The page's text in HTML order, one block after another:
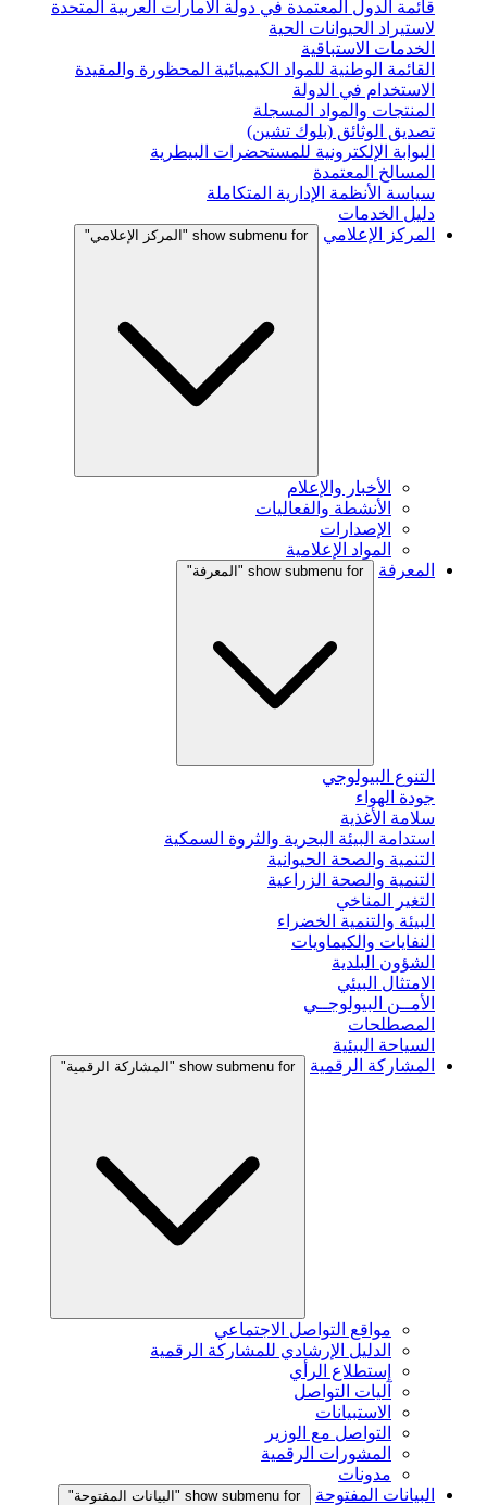
قائمة الدول المعتمدة في دولة الامارات العربية المتحدة
لاستيراد الحيوانات الحية
الخدمات الاستباقية
القائمة الوطنية للمواد الكيميائية المحظورة والمقيدة
الاستخدام في الدولة
المنتجات والمواد المسجلة
تصديق الوثائق (بلوك تشين)
البوابة الإلكترونية للمستحضرات البيطرية
المسالخ المعتمدة
سياسة الأنظمة الإدارية المتكاملة
دليل الخدمات
المركز الإعلامي
show submenu for "المركز الإعلامي"
الأخبار والإعلام
الأنشطة والفعاليات
الإصدارات
المواد الإعلامية
المعرفة
show submenu for "المعرفة"
التنوع البيولوجي
جودة الهواء
سلامة الأغذية
استدامة البيئة البحرية والثروة السمكية
التنمية والصحة الحيوانية
التنمية والصحة الزراعية
التغير المناخي
البيئة والتنمية الخضراء
النفايات والكيماويات
الشؤون البلدية
الامتثال البيئي
الأمــن البيولوجــي
المصطلحات
السياحة البيئية
المشاركة الرقمية
show submenu for "المشاركة الرقمية"
مواقع التواصل الاجتماعي
الدليل الإرشادي للمشاركة الرقمية
إستطلاع الرأي
آليات التواصل
الاستبيانات
التواصل مع الوزير
المشورات الرقمية
مدونات
البيانات المفتوحة
show submenu for "البيانات المفتوحة"